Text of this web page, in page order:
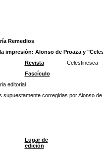
Remedios
impresión: Alonso de Proaza y
Revista
Celestinesca
Fascículo
editorial
supuestamente corregidas por Alonso
Lugar de
edición